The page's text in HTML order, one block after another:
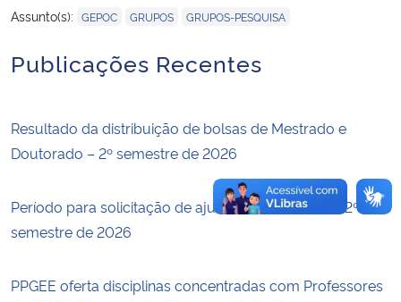
Banco Central do Brasil
Planalto
Assunto(s): GEPOC GRUPOS GRUPOS-PESQUISA
Publicações Recentes
Resultado da distribuição de bolsas de Mestrado e
Doutorado – 2º semestre de 2026
Período para solicitação de ajuste de matrículas – 2º
semestre de 2026
PPGEE oferta disciplinas concentradas com Professores